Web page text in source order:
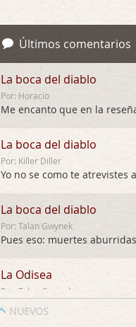
Últimos comentarios
La boca del diablo
Por: Horacio
La boca del diablo
Por: Killer Diller
Yo no se como te atrevistes
La boca del diablo
Por: Talan Gwynek
La Odisea
Por: Talan Gwynek
NUEVOS